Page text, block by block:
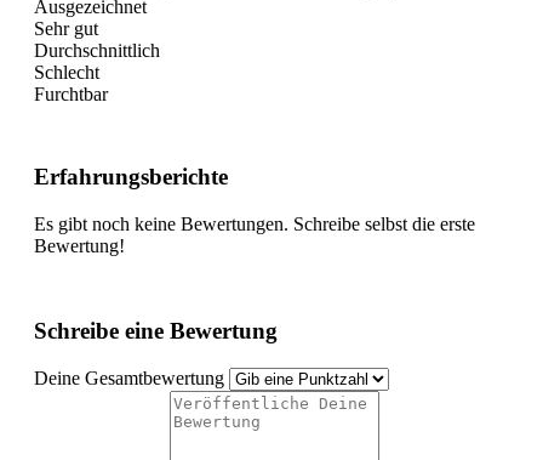
Ausgezeichnet
Sehr gut
Durchschnittlich
Schlecht
Furchtbar
Erfahrungsberichte
Es gibt noch keine Bewertungen. Schreibe selbst die erste
Bewertung!
Schreibe eine Bewertung
Deine Gesamtbewertung